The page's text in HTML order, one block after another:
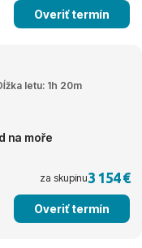
Overiť termín
letu: 1h 20m
na moře
za skupinu3 154 €
Overiť termín